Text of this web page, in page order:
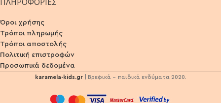
ΠΛΗΡΟΦΟΡΙΕΣ
Όροι χρήσης
Τρόποι πληρωμής
Τρόποι αποστολής
Πολιτική επιστροφών
Προσωπικά δεδομένα
karamela-kids.gr | Βρεφικά - παιδικά ενδύματα 2020.